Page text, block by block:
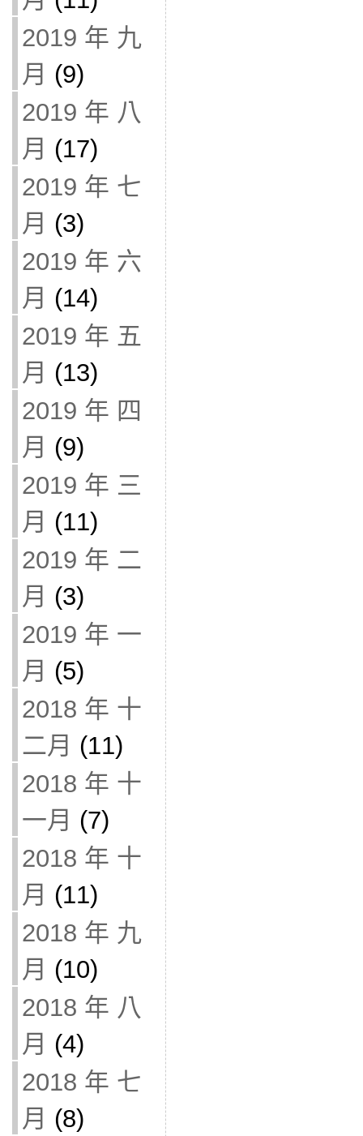
2019 年 九
月 (9)
2019 年 八
月 (17)
2019 年 七
月 (3)
2019 年 六
月 (14)
2019 年 五
月 (13)
2019 年 四
月 (9)
2019 年 三
月 (11)
2019 年 二
月 (3)
2019 年 一
月 (5)
2018 年 十
二月 (11)
2018 年 十
一月 (7)
2018 年 十
月 (11)
2018 年 九
月 (10)
2018 年 八
月 (4)
2018 年 七
月 (8)